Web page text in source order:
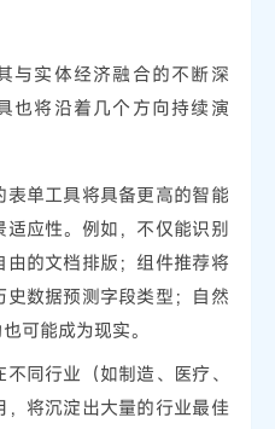
与实体经济融合的不断深
也将沿着几个方向持续演
表单工具将具备更高的智能
应性。例如，不仅能识别
的文档排版；组件推荐将
数据预测字段类型；自然
可能成为现实。
不同行业（如制造、医疗、
将沉淀出大量的行业最佳